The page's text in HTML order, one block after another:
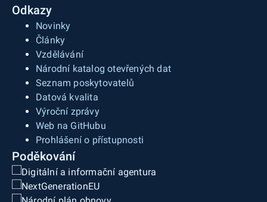
Odkazy
Novinky
Články
Vzdělávání
Národní katalog otevřených dat
Seznam poskytovatelů
Datová kvalita
Výroční zprávy
Web na GitHubu
Prohlášení o přístupnosti
Poděkování